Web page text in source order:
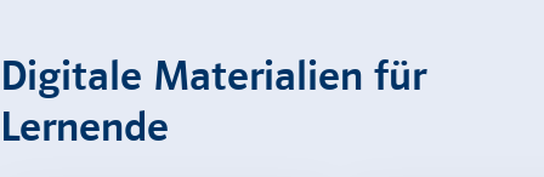
Digitale Materialien für
Lernende